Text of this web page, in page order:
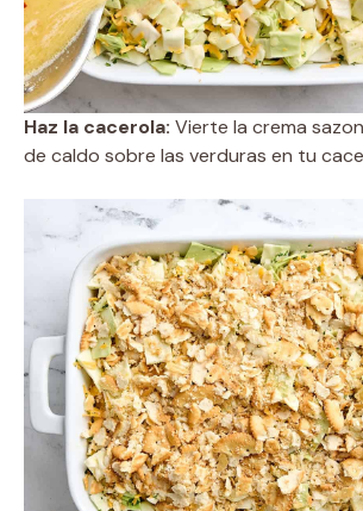
Haz la cacerola: Vierte la crema
de caldo sobre las verduras en tu